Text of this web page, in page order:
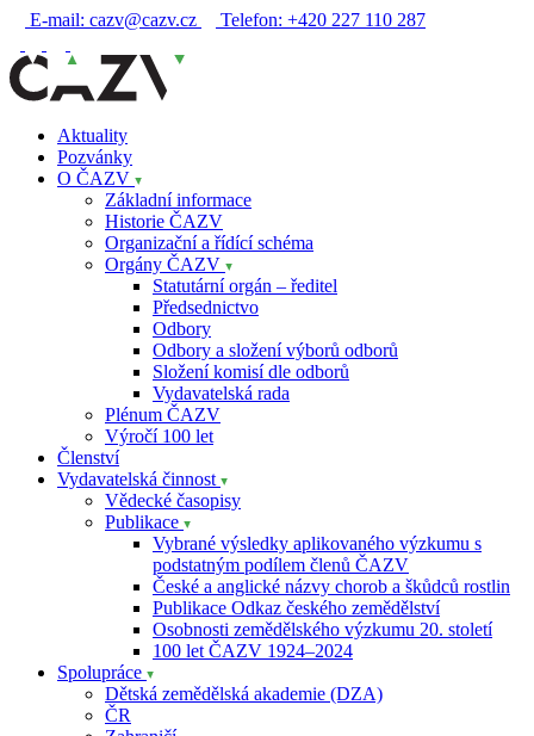
E-mail: cazv@cazv.cz Telefon: +420 227 110 287
Aktuality
Pozvánky
O ČAZV
Základní informace
Historie ČAZV
Organizační a řídící schéma
Orgány ČAZV
Statutární orgán – ředitel
Předsednictvo
Odbory
Odbory a složení výborů odborů
Složení komisí dle odborů
Vydavatelská rada
Plénum ČAZV
Výročí 100 let
Členství
Vydavatelská činnost
Vědecké časopisy
Publikace
Vybrané výsledky aplikovaného výzkumu s
podstatným podílem členů ČAZV
České a anglické názvy chorob a škůdců rostlin
Publikace Odkaz českého zemědělství
Osobnosti zemědělského výzkumu 20. století
100 let ČAZV 1924–2024
Spolupráce
Dětská zemědělská akademie (DZA)
ČR